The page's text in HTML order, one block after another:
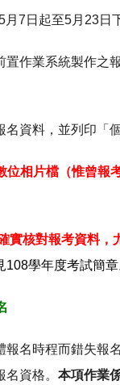
7日起至5月23日
置作業系統製作
名資料，並列印「
相片檔（惟曾報
核對報考資料
學年度考試簡章
名時程而錯失報
資格。 本項作業